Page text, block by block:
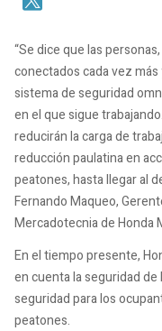
“Se dice que las
conectados cada vez
sistema de seguridad
en el que sigue
reducirán la carga de
reducción paulatina en
peatones, hasta llegar al
Fernando Maqueo,
Mercadotecnia de Honda
En el tiempo presente,
en cuenta la seguridad
seguridad para los
peatones.